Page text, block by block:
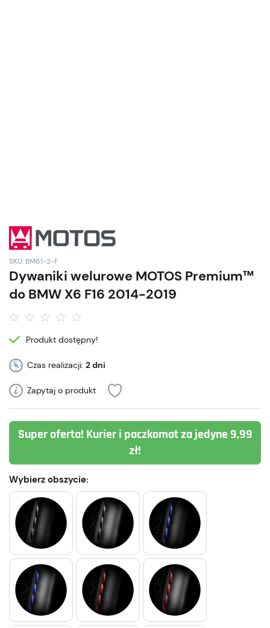
SKU: BM61-2-F
Dywaniki welurowe MOTOS Premium™
do BMW X6 F16 2014-2019
Produkt dostępny!
Czas realizacji: 2 dni
Zapytaj o produkt
Super oferta! Kurier i paczkomat za jedyne 9,99
zł!
Wybierz obszycie: